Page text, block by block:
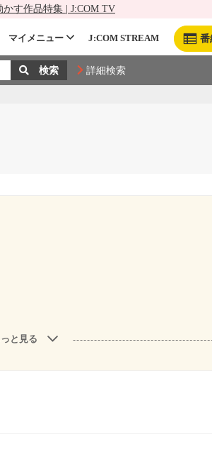
かす作品特集 | J:COM TV
番
マイメニュー J:COM STREAM
詳細検索
っと見る